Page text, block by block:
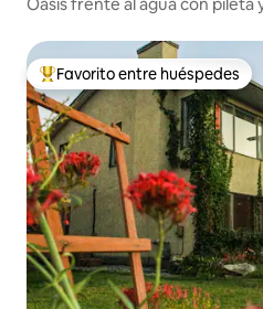
Favorito entre los huéspedes
Favorito entre huéspedes